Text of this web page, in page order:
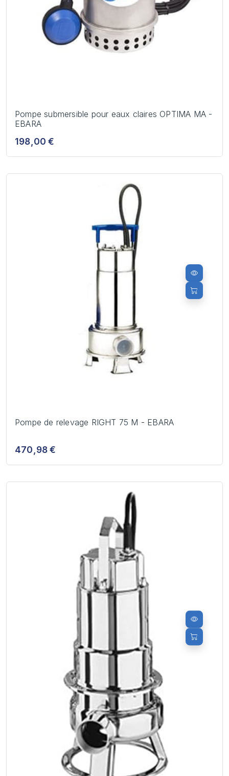
Pompe submersible pour eaux claires OPTIMA MA -
EBARA
198,00 €
Pompe de relevage RIGHT 75 M - EBARA
470,98 €